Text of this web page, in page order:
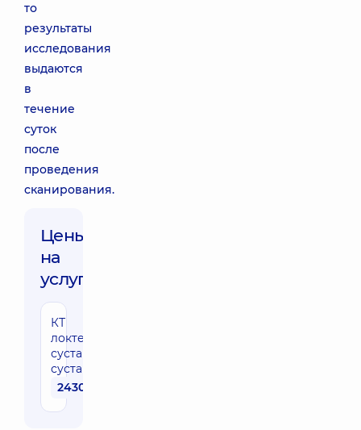
то
результаты
исследования
выдаются
в
течение
суток
после
проведения
сканирования.
Цены
на
услуги:
КТ
локтевого
сустава (1
сустав)
2430 грн